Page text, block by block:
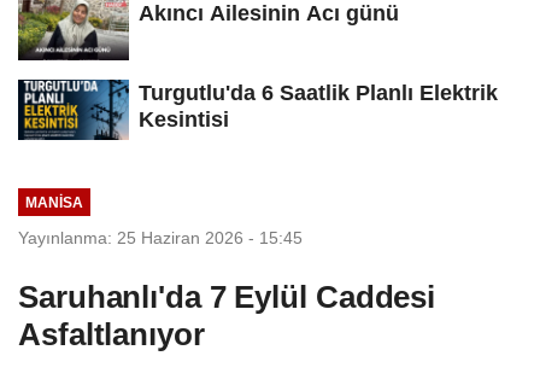
Akıncı Ailesinin Acı günü
Turgutlu'da 6 Saatlik Planlı Elektrik
Kesintisi
MANİSA
Yayınlanma: 25 Haziran 2026 - 15:45
Saruhanlı'da 7 Eylül Caddesi
Asfaltlanıyor